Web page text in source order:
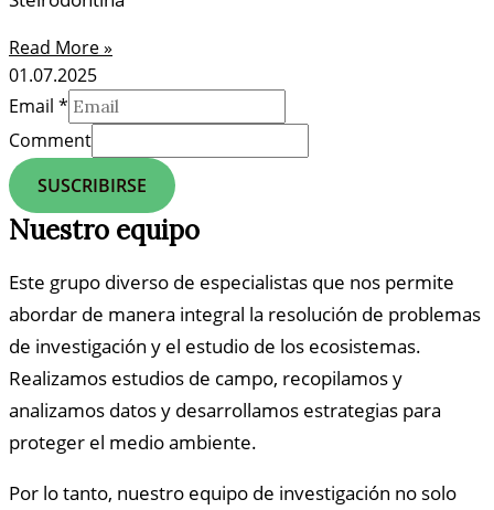
Read More »
01.07.2025
Email *
Comment
SUSCRIBIRSE
Nuestro equipo
Este grupo diverso de especialistas que nos permite
abordar de manera integral la resolución de problemas
de investigación y el estudio de los ecosistemas.
Realizamos estudios de campo, recopilamos y
analizamos datos y desarrollamos estrategias para
proteger el medio ambiente.
Por lo tanto, nuestro equipo de investigación no solo